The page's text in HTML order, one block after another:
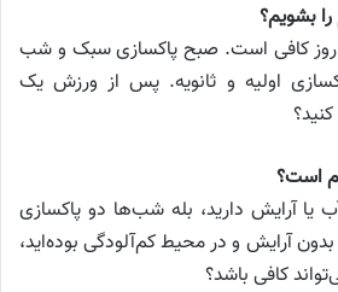
را بشویم؟
در روز کافی است. صبح پاکسازی سبک و شب
اولیه و ثانویه. پس از ورزش یک
است؟
یا آرایش دارید، بله شب‌ها دو پاکسازی
آرایش و در محیط کم‌آلودگی بوده‌اید،
کافی باشد؟